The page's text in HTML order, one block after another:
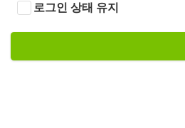
로그인 상태 유지